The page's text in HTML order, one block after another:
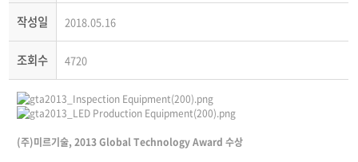
작성일 2018.05.16
조회수 4720
(주)미르기술, 2013 Global Technology Award 수상